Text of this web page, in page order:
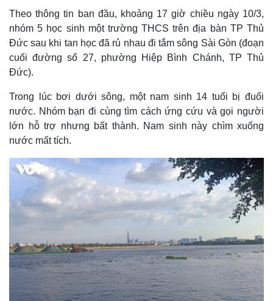
Theo thông tin ban đầu, khoảng 17 giờ chiều ngày 10/3,
nhóm 5 học sinh một trường THCS trên địa bàn TP Thủ
Đức sau khi tan học đã rủ nhau đi tắm sông Sài Gòn (đoạn
cuối đường số 27, phường Hiệp Bình Chánh, TP Thủ
Đức).
Trong lúc bơi dưới sông, một nam sinh 14 tuổi bị đuối
nước. Nhóm bạn đi cùng tìm cách ứng cứu và gọi người
lớn hỗ trợ nhưng bất thành. Nam sinh này chìm xuống
nước mất tích.